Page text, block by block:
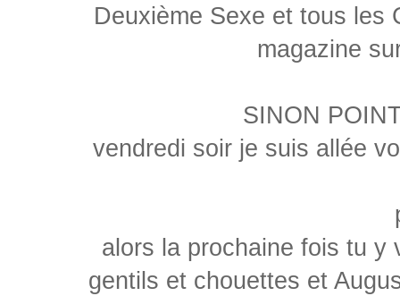
Deuxième Sexe et tous les
magazine
SINON
vendredi soir je suis allée
alors la prochaine fois tu y
gentils et chouettes et